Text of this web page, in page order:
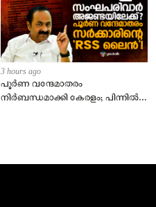
3 hours ago
പൂർണ വന്ദേമാതരം
നിർബന്ധമാക്കി കേരളം; പിന്നിൽ